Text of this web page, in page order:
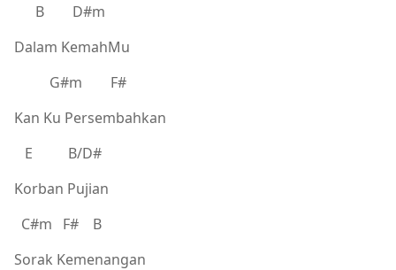
B D#m
Dalam KemahMu
G#m F#
Kan Ku Persembahkan
E B/D#
Korban Pujian
C#m F# B
Sorak Kemenangan